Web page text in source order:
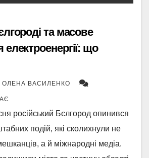
та масове
що
ОЛЕНА ВАСИЛЕНКО
російський Бєлгород опинився
подій, які сколихнули не
а й міжнародні медіа.